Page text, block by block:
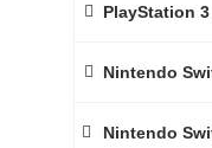
PlayStation 3
Nintendo
Nintendo